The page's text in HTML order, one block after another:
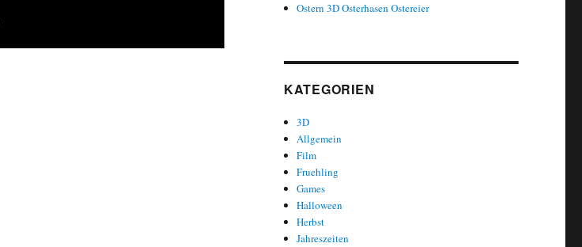
Ostern 3D Osterhasen Ostereier
KATEGORIEN
3D
Allgemein
Film
Fruehling
Games
Halloween
Herbst
Jahreszeiten